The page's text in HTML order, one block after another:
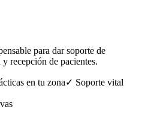
para dar soporte de
recepción de pacientes.
en tu zona✓ Soporte vital